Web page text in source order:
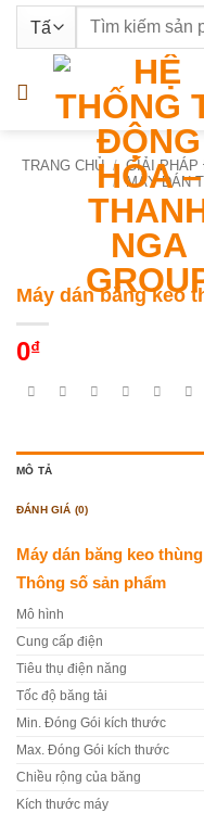
nội
Tìm
TRANG CHỦ / GIẢI PHÁP
/
MÁY DÁN
Máy dán băng keo
0₫
MÔ TẢ
ĐÁNH GIÁ (0)
Máy dán băng keo
Thông số sản phẩm
Mô hình
Cung cấp điện
Tiêu thụ điện năng
Tốc độ băng tải
Min. Đóng Gói kích thước
Max. Đóng Gói kích thước
Chiều rộng của băng
Kích thước máy